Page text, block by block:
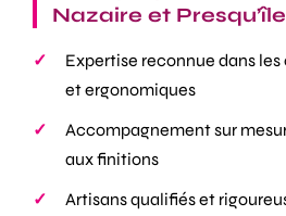
Nazaire et
Expertise reconnue dans
et ergonomiques
Accompagnement sur
aux finitions
Artisans qualifiés et